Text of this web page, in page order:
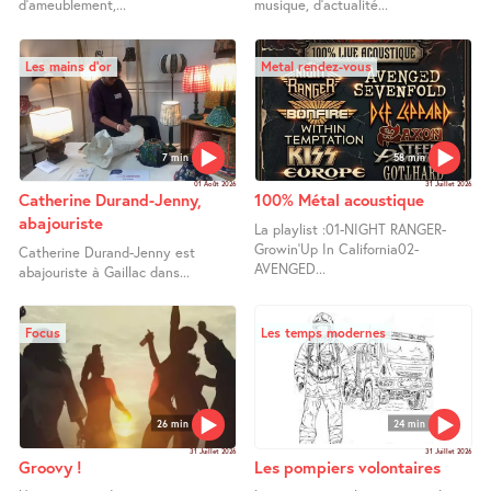
d’ameublement,... musique, d’actualité...
7 min
Les mains d’or
01 Août 2026
Catherine Durand-Jenny,
abajouriste
Catherine Durand-Jenny est
abajouriste à Gaillac dans...
58 min
Metal rendez-vous
31 Juillet 2026
100% Métal acoustique
La playlist :01-NIGHT RANGER-
Growin’Up In California02-
AVENGED...
26 min
Focus
31 Juillet 2026
Groovy !
24 min
Les temps modernes
31 Juillet 2026
Les pompiers volontaires